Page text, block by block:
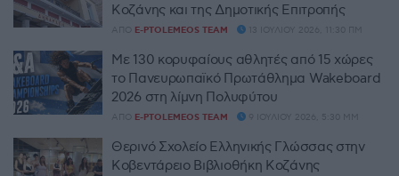
Κοζάνης και της Δημοτικής Επιτροπής
ΑΠΌ E-PTOLEMEOS TEAM 13 ΙΟΥΛΊΟΥ 2026, 11:30 ΠΜ
Με 130 κορυφαίους αθλητές από 15 χώρες
το Πανευρωπαϊκό Πρωτάθλημα Wakeboard
2026 στη λίμνη Πολυφύτου
ΑΠΌ E-PTOLEMEOS TEAM 9 ΙΟΥΛΊΟΥ 2026, 5:30 ΜΜ
Θερινό Σχολείο Ελληνικής Γλώσσας στην
Κοβεντάρειο Βιβλιοθήκη Κοζάνης